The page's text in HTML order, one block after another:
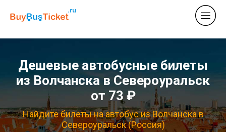
Дешевые автобусные билеты
из Волчанска в Североуральск
от 73 ₽
Найдите билеты на автобус из Волчанска в
Североуральск (Россия)